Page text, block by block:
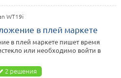
WT19i
в плей маркете
в плей маркете пишет время
или необходимо войти в
2 решения